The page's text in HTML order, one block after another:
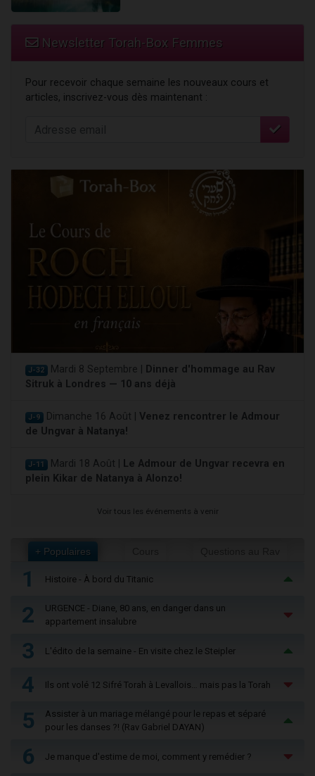
Newsletter Torah-Box Femmes
Pour recevoir chaque semaine les nouveaux cours et
articles, inscrivez-vous dès maintenant :
J-32 Mardi 8 Septembre |
Dinner d'hommage au Rav
Sitruk à Londres — 10 ans déjà
J-9 Dimanche 16 Août | Venez rencontrer le Admour
de Ungvar à Natanya!
J-11 Mardi 18 Août |
Le Admour de Ungvar recevra en
plein Kikar de Natanya à Alonzo!
Voir tous les événements à venir
+ Populaires
1 Histoire - À bord du Titanic
2
URGENCE - Diane, 80 ans, en danger dans un
appartement insalubre
3 L'édito de la semaine - En visite chez le Steipler
4 Ils ont volé 12 Sifré Torah à Levallois… mais pas la Torah
5
Assister à un mariage mélangé pour le repas et séparé
pour les danses ?! (Rav Gabriel DAYAN)
6 Je manque d'estime de moi, comment y remédier ?